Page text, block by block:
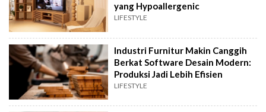
yang Hypoallergenic
LIFESTYLE
Industri Furnitur Makin Canggih
Berkat Software Desain Modern:
Produksi Jadi Lebih Efisien
LIFESTYLE